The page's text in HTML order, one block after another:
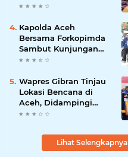
𝗪𝗮𝗸𝗮𝗳 𝗕𝗹𝗮𝗻𝗴 𝗣𝗮𝗱𝗮𝗻𝗴
Kapolda Aceh
Bersama Forkopimda
Sambut Kunjungan
Kerja Wakil Presiden
Bireuen
Wapres Gibran Tinjau
Lokasi Bencana di
Aceh, Didampingi
Wagub Dek Fadh
Lihat Selengkapnya